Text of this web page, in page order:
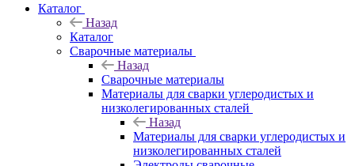
Каталог
Назад
Каталог
Сварочные материалы
Назад
Сварочные материалы
Материалы для сварки углеродистых и
низколегированных сталей
Назад
Материалы для сварки углеродистых и
низколегированных сталей